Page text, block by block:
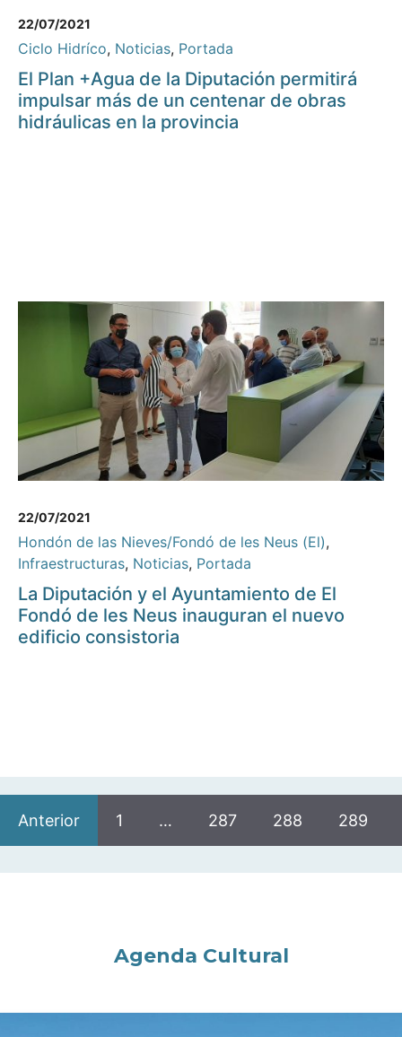
22/07/2021
Ciclo Hidríco, Noticias, Portada
El Plan +Agua de la Diputación permitirá
impulsar más de un centenar de obras
hidráulicas en la provincia
22/07/2021
Hondón de las Nieves/Fondó de les Neus (El),
Infraestructuras, Noticias, Portada
La Diputación y el Ayuntamiento de El
Fondó de les Neus inauguran el nuevo
edificio consistoria
Anterior 1 … 287 288 289
Agenda Cultural